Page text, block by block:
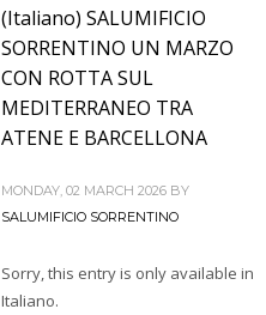
(Italiano) SALUMIFICIO
SORRENTINO UN MARZO
CON ROTTA SUL
MEDITERRANEO TRA
ATENE E BARCELLONA
MONDAY, 02 MARCH 2026 BY
SALUMIFICIO SORRENTINO
Sorry, this entry is only available in
Italiano.